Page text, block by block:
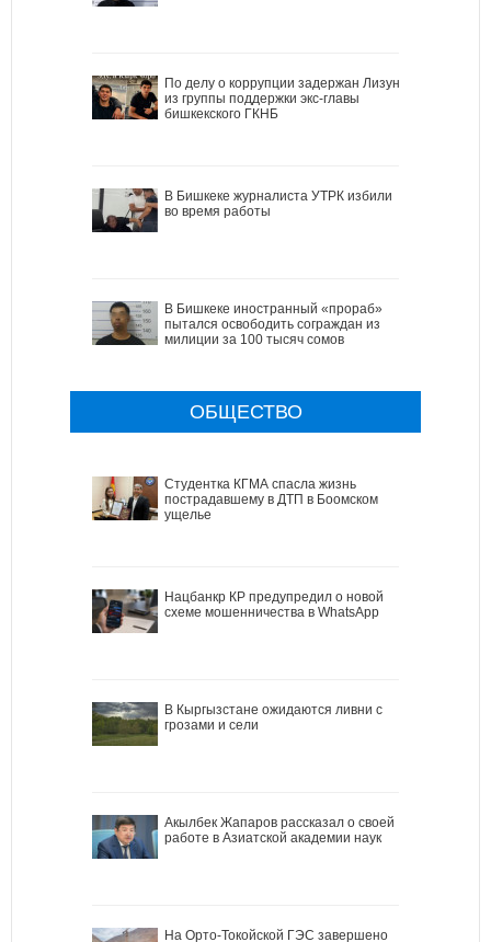
По делу о коррупции задержан Лизун
из группы поддержки экс-главы
бишкекского ГКНБ
В Бишкеке журналиста УТРК избили
во время работы
В Бишкеке иностранный «прораб»
пытался освободить сограждан из
милиции за 100 тысяч сомов
ОБЩЕСТВО
Студентка КГМА спасла жизнь
пострадавшему в ДТП в Боомском
ущелье
Нацбанкр КР предупредил о новой
схеме мошенничества в WhatsApp
В Кыргызстане ожидаются ливни с
грозами и сели
Акылбек Жапаров рассказал о своей
работе в Азиатской академии наук
На Орто-Токойской ГЭС завершено